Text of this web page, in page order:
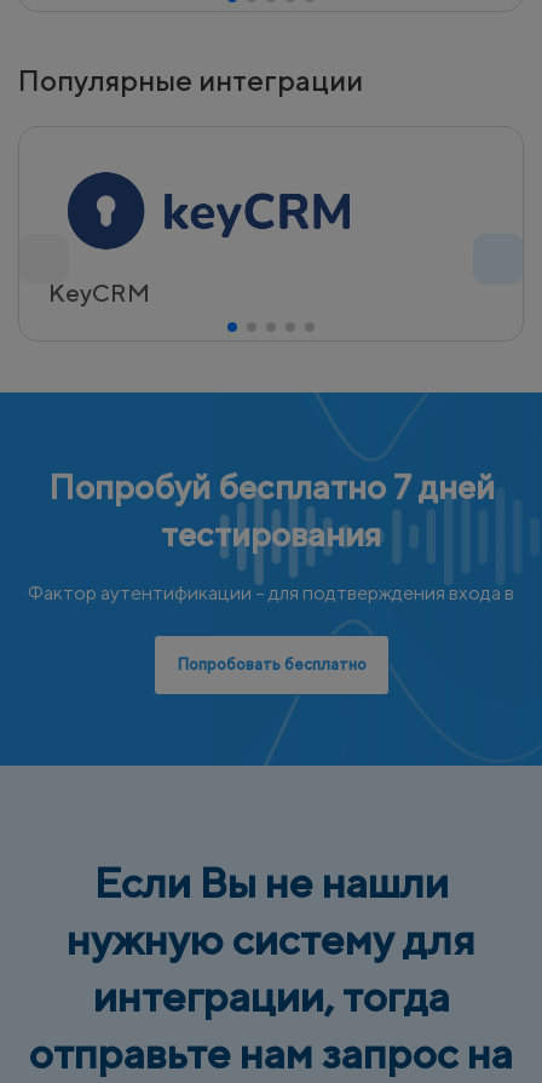
Популярные интеграции
KeyCRM
Попробуй бесплатно 7 дней
тестирования
Фактор аутентификации – для подтверждения входа в
Попробовать бесплатно
Если Вы не нашли
нужную систему для
интеграции, тогда
отправьте нам запрос на